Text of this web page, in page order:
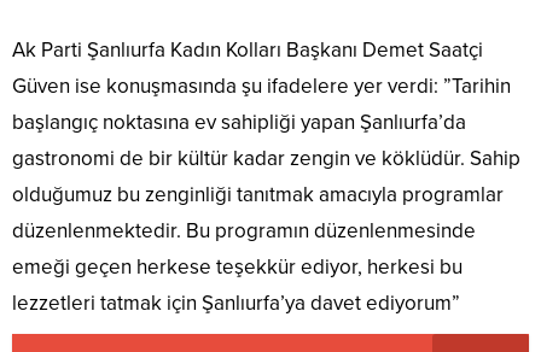
Ak Parti Şanlıurfa Kadın Kolları Başkanı Demet Saatçi
Güven ise konuşmasında şu ifadelere yer verdi: ”Tarihin
başlangıç noktasına ev sahipliği yapan Şanlıurfa’da
gastronomi de bir kültür kadar zengin ve köklüdür. Sahip
olduğumuz bu zenginliği tanıtmak amacıyla programlar
düzenlenmektedir. Bu programın düzenlenmesinde
emeği geçen herkese teşekkür ediyor, herkesi bu
lezzetleri tatmak için Şanlıurfa’ya davet ediyorum”